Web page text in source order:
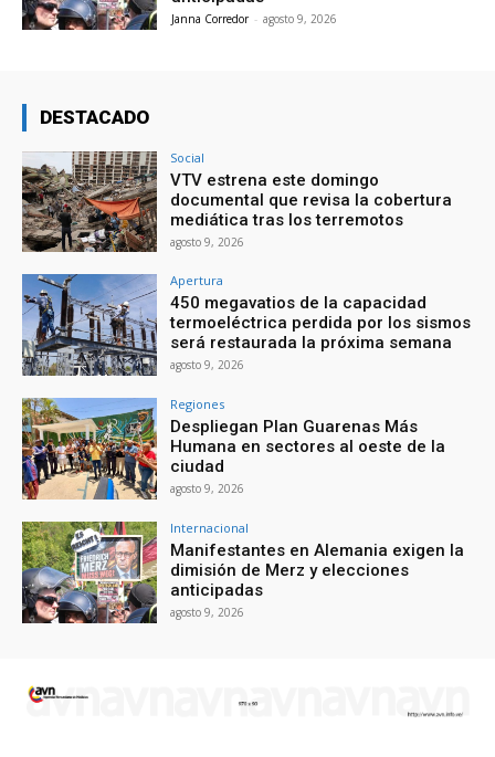
Janna Corredor - agosto 9, 2026
DESTACADO
Social
VTV estrena este domingo
documental que revisa la cobertura
mediática tras los terremotos
agosto 9, 2026
Apertura
450 megavatios de la capacidad
termoeléctrica perdida por los sismos
será restaurada la próxima semana
agosto 9, 2026
Regiones
Despliegan Plan Guarenas Más
Humana en sectores al oeste de la
ciudad
agosto 9, 2026
Internacional
Manifestantes en Alemania exigen la
dimisión de Merz y elecciones
anticipadas
agosto 9, 2026